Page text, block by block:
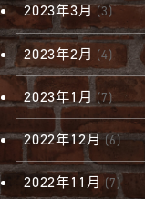
2023年3月 (3)
2023年2月 (4)
2023年1月 (7)
2022年12月(6)
2022年11月 (7)